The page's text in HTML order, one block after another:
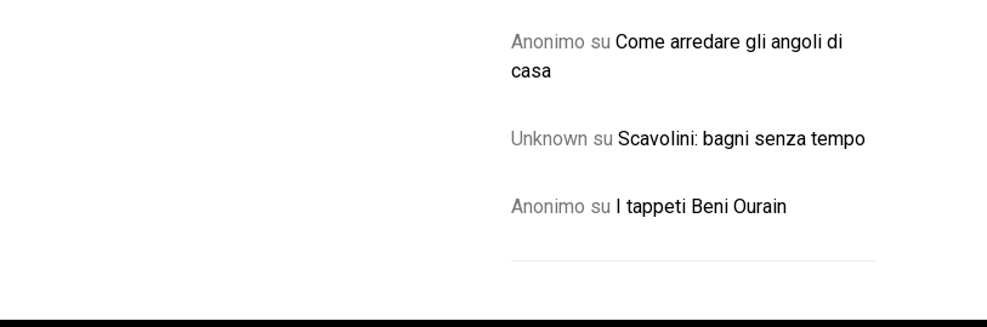
Anonimo su Come arredare gli angoli di
casa
Unknown su Scavolini: bagni senza tempo
Anonimo su I tappeti Beni Ourain